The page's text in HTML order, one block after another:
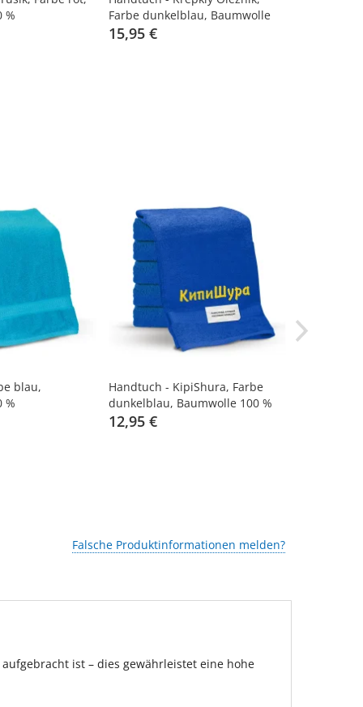
%
Farbe dunkelblau, Baumwolle
100 %
15,95 €
blau,
%
Handtuch - KipiShura, Farbe
dunkelblau, Baumwolle 100 %
12,95 €
Falsche Produktinformationen melden?
ist – dies gewährleistet eine hohe